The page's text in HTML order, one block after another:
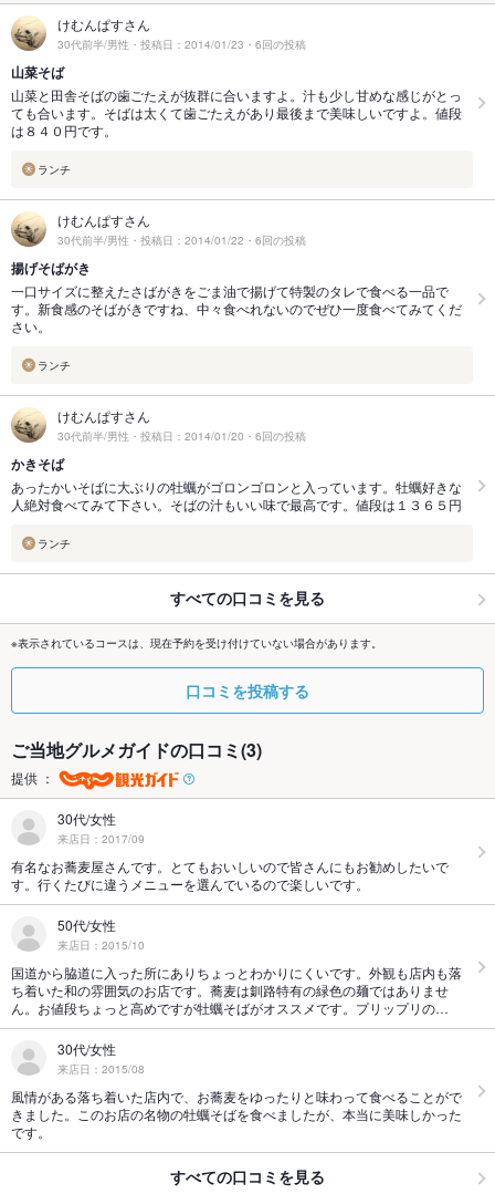
けむんぱすさん
30代前半/男性・投稿日：2014/01/23・6回の投稿
山菜そば
山菜と田舎そばの歯ごたえが抜群に合いますよ。汁も少し甘めな感じがとっ
ても合います。そばは太くて歯ごたえがあり最後まで美味しいですよ。値段
は８４０円です。
ランチ
けむんぱすさん
30代前半/男性・投稿日：2014/01/22・6回の投稿
揚げそばがき
一口サイズに整えたさばがきをごま油で揚げて特製のタレで食べる一品で
す。新食感のそばがきですね、中々食べれないのでぜひ一度食べてみてくだ
さい。
ランチ
けむんぱすさん
30代前半/男性・投稿日：2014/01/20・6回の投稿
かきそば
あったかいそばに大ぶりの牡蠣がゴロンゴロンと入っています。牡蠣好きな
人絶対食べてみて下さい。そばの汁もいい味で最高です。値段は１３６５円
ランチ
すべての口コミを見る
※表示されているコースは、現在予約を受け付けていない場合があります。
口コミを投稿する
ご当地グルメガイドの口コミ(3)
提供 ：
30代/女性
来店日：2017/09
有名なお蕎麦屋さんです。とてもおいしいので皆さんにもお勧めしたいで
す。行くたびに違うメニューを選んでいるので楽しいです。
50代/女性
来店日：2015/10
国道から脇道に入った所にありちょっとわかりにくいです。外観も店内も落
ち着いた和の雰囲気のお店です。蕎麦は釧路特有の緑色の麺ではありませ
ん。お値段ちょっと高めですが牡蠣そばがオススメです。プリップリの…
30代/女性
来店日：2015/08
風情がある落ち着いた店内で、お蕎麦をゆったりと味わって食べることがで
きました。このお店の名物の牡蠣そばを食べましたが、本当に美味しかった
です。
すべての口コミを見る